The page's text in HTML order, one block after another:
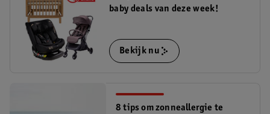
baby deals van deze week!
Bekijk nu
8 tips om zonneallergie te